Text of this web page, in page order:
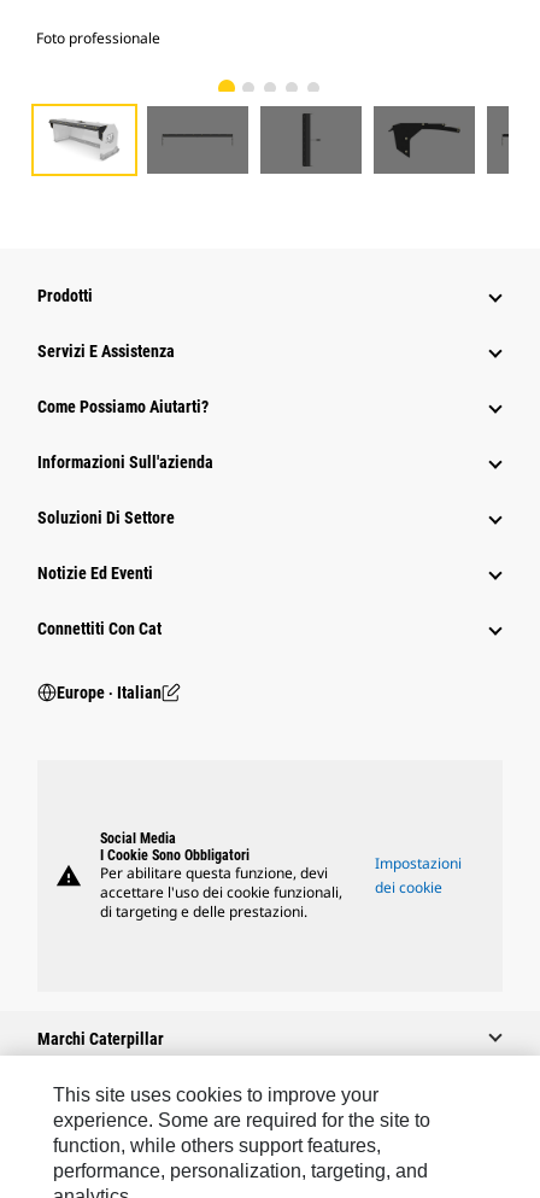
Foto professionale
Prodotti
Servizi E Assistenza
Come Possiamo Aiutarti?
Informazioni Sull'azienda
Soluzioni Di Settore
Notizie Ed Eventi
Connettiti Con Cat
Europe ‧ Italian
warning
Social Media
I Cookie Sono Obbligatori
Per abilitare questa funzione, devi
accettare l'uso dei cookie funzionali,
di targeting e delle prestazioni.
Impostazioni
dei cookie
Marchi Caterpillar
Caterpillar.com
Contattate Caterpillar
This site uses cookies to improve your
experience. Some are required for the site to
function, while others support features,
performance, personalization, targeting, and